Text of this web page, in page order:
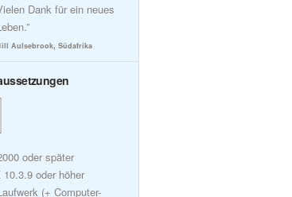
Dank für ein neues
Aulsebrook, Südafrika
oder später
oder höher
(+ Computer-